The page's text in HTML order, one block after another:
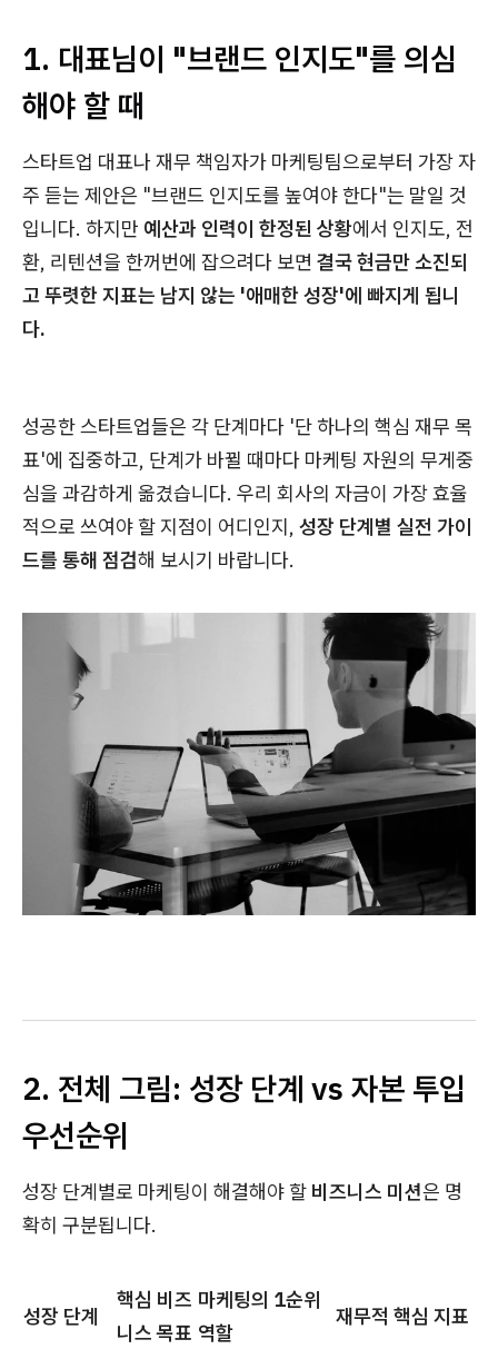
1. 대표님이 "브랜드 인지도"를 의심
해야 할 때
스타트업 대표나 재무 책임자가 마케팅팀으로부터 가장 자
주 듣는 제안은 "브랜드 인지도를 높여야 한다"는 말일 것
입니다. 하지만 예산과 인력이 한정된 상황에서 인지도, 전
환, 리텐션을 한꺼번에 잡으려다 보면 결국 현금만 소진되
고 뚜렷한 지표는 남지 않는 '애매한 성장'에 빠지게 됩니
다.
성공한 스타트업들은 각 단계마다 '단 하나의 핵심 재무 목
표'에 집중하고, 단계가 바뀔 때마다 마케팅 자원의 무게중
심을 과감하게 옮겼습니다. 우리 회사의 자금이 가장 효율
적으로 쓰여야 할 지점이 어디인지, 성장 단계별 실전 가이
드를 통해 점검해 보시기 바랍니다.
2. 전체 그림: 성장 단계 vs 자본 투입
우선순위
성장 단계별로 마케팅이 해결해야 할 비즈니스 미션은 명
확히 구분됩니다.
성장 단계
핵심 비즈
니스 목표
마케팅의 1순위
역할
재무적 핵심 지표